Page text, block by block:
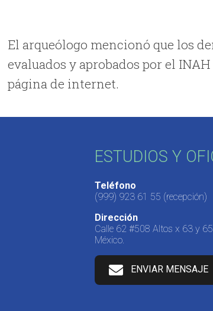
El arqueólogo mencionó que los
evaluados y aprobados por el
página de internet.
ESTUDIOS Y
Teléfono
(999) 923 61 55 (recepción)
Dirección
Calle 62 #508 Altos x 63 y
México.
ENVIAR MENSAJE